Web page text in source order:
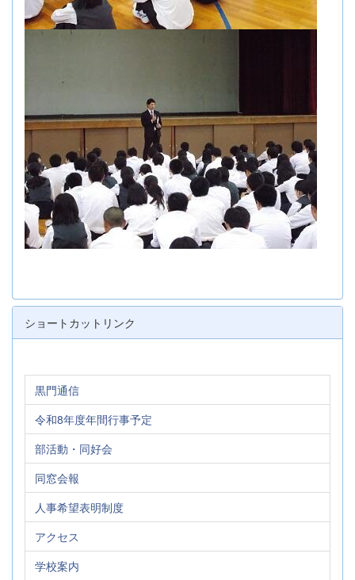
ショートカットリンク
黒門通信
令和8年度年間行事予定
部活動・同好会
同窓会報
人事希望表明制度
アクセス
学校案内